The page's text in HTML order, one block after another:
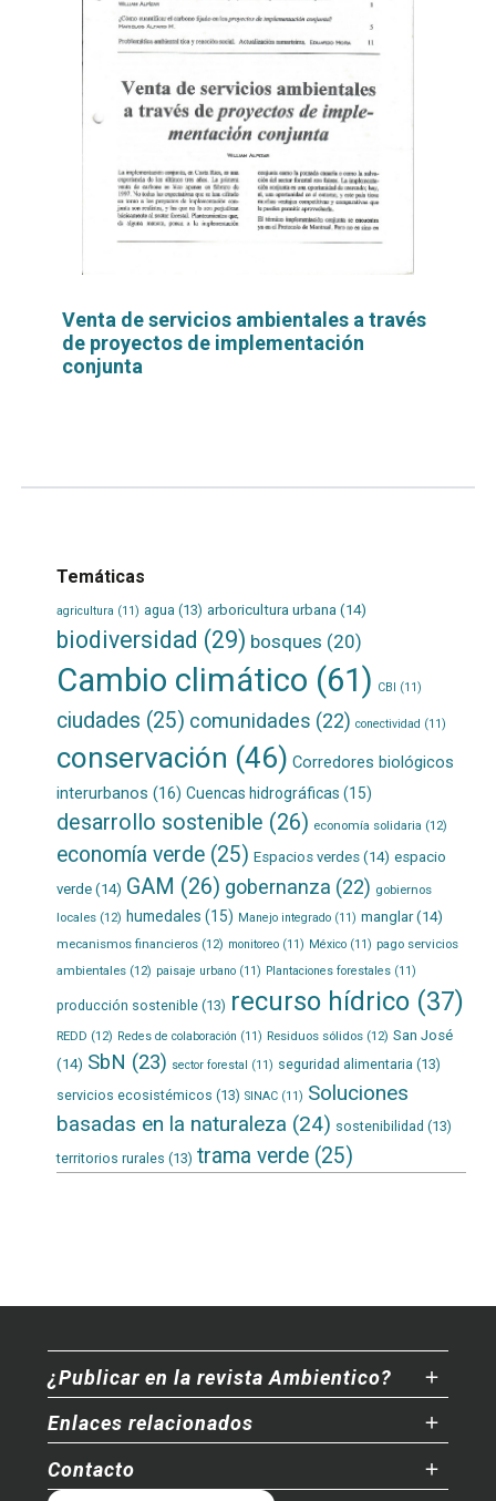
Venta de servicios ambientales a través
de proyectos de implementación
conjunta
Temáticas
agricultura (11) agua (13) arboricultura urbana(14)
biodiversidad (29) bosques (20)
Cambio climático (61) CBI (11)
ciudades (25) comunidades (22) conectividad (11)
conservación (46) Corredores biológicos
interurbanos (16) Cuencas hidrográficas (15)
desarrollo sostenible (26) economía solidaria (12)
economía verde(25) Espacios verdes(14) espacio
verde(14) GAM (26) gobernanza (22) gobiernos
locales(12) humedales (15) Manejo integrado(11) manglar(14)
mecanismos financieros(12) monitoreo(11) México(11) pago servicios
ambientales(12) paisaje urbano(11) Plantaciones forestales(11)
producción sostenible(13) recurso hídrico(37)
REDD (12) Redes de colaboración (11) Residuos sólidos(12) San José
(14) SbN (23) sector forestal (11) seguridad alimentaria (13)
servicios ecosistémicos (13) SINAC(11) Soluciones
basadas en la naturaleza (24) sostenibilidad (13)
territorios rurales (13) trama verde(25)
¿Publicar en la revista Ambientico?
Enlaces relacionados
Contacto